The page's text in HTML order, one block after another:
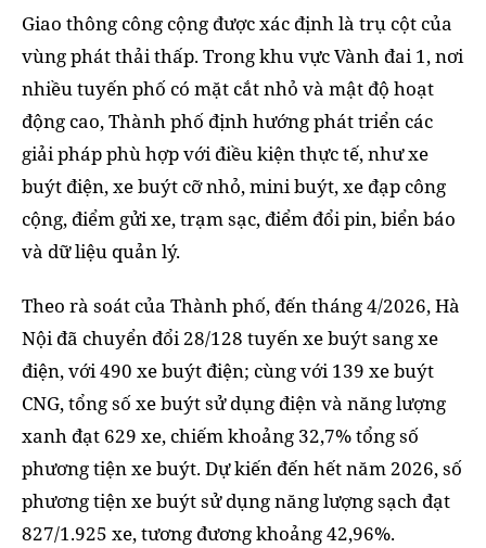
Giao thông công cộng được xác định là trụ cột của
vùng phát thải thấp. Trong khu vực Vành đai 1, nơi
nhiều tuyến phố có mặt cắt nhỏ và mật độ hoạt
động cao, Thành phố định hướng phát triển các
giải pháp phù hợp với điều kiện thực tế, như xe
buýt điện, xe buýt cỡ nhỏ, mini buýt, xe đạp công
cộng, điểm gửi xe, trạm sạc, điểm đổi pin, biển báo
và dữ liệu quản lý.
Theo rà soát của Thành phố, đến tháng 4/2026, Hà
Nội đã chuyển đổi 28/128 tuyến xe buýt sang xe
điện, với 490 xe buýt điện; cùng với 139 xe buýt
CNG, tổng số xe buýt sử dụng điện và năng lượng
xanh đạt 629 xe, chiếm khoảng 32,7% tổng số
phương tiện xe buýt. Dự kiến đến hết năm 2026, số
phương tiện xe buýt sử dụng năng lượng sạch đạt
827/1.925 xe, tương đương khoảng 42,96%.